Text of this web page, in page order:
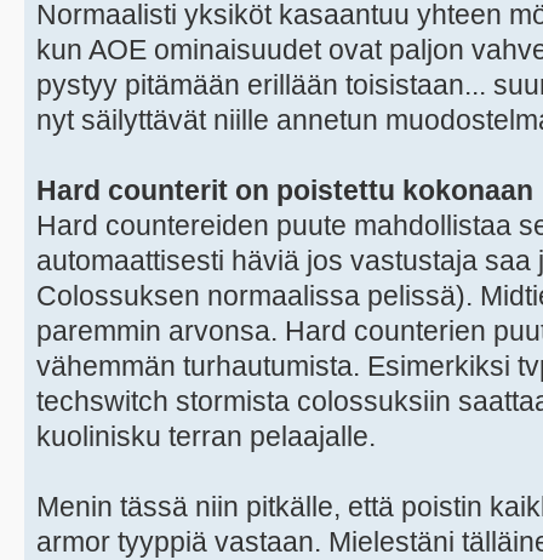
Normaalisti yksiköt kasaantuu yhteen
kun AOE ominaisuudet ovat paljon
pystyy pitämään erillään toisistaan...
nyt säilyttävät niille annetun
Hard counterit on poistettu kokonaan
Hard countereiden puute mahdollistaa
automaattisesti häviä jos vastustaja
Colossuksen normaalissa pelissä).
paremmin arvonsa. Hard counterien
vähemmän turhautumista. Esimerkiksi
techswitch stormista colossuksiin
kuolinisku terran pelaajalle.
Menin tässä niin pitkälle, että poistin
armor tyyppiä vastaan. Mielestäni